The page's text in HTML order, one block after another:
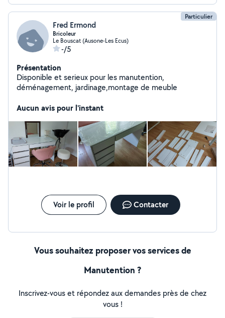
Particulier
Fred Ermond
Bricoleur
Le Bouscat (Ausone-Les Ecus)
-/5
Présentation
Disponible et serieux pour les manutention,
déménagement, jardinage,montage de meuble
Aucun avis pour l'instant
Voir le profil Contacter
Vous souhaitez proposer vos services de
Manutention ?
Inscrivez-vous et répondez aux demandes près de chez
vous !